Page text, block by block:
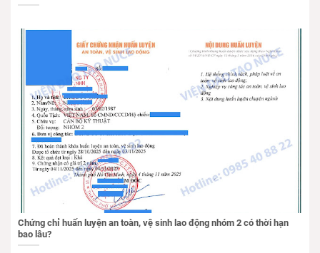
Chứng chỉ huấn luyện an toàn, vệ sinh lao động nhóm 2 có thời hạn
bao lâu?